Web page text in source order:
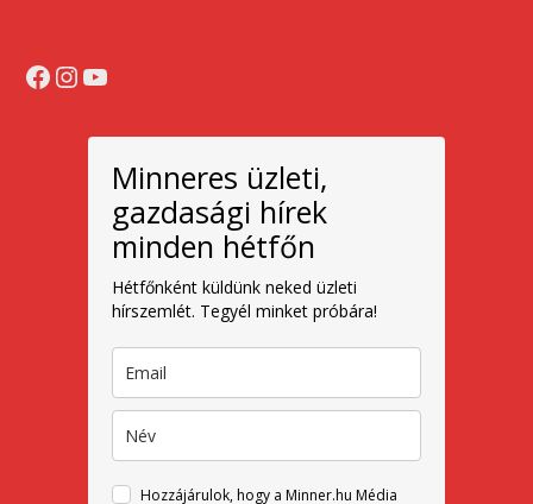
Facebook
Instagram
YouTube
Minneres üzleti,
gazdasági hírek
minden hétfőn
Hétfőnként küldünk neked üzleti
hírszemlét. Tegyél minket próbára!
Hozzájárulok, hogy a Minner.hu Média